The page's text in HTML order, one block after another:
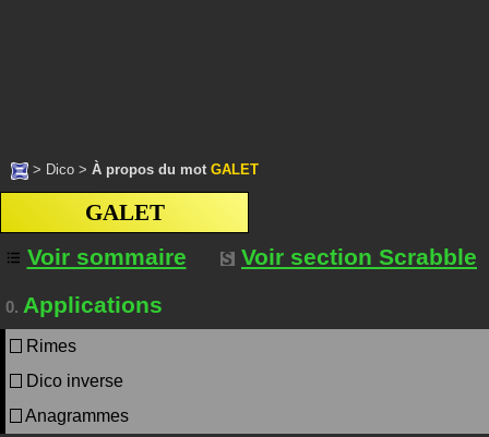
> Dico > À propos du mot GALET
GALET
Voir sommaire
Voir section Scrabble
0. Applications
Rimes
Dico inverse
Anagrammes